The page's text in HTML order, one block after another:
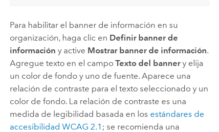
Para habilitar el banner de información en su
organización, haga clic en Definir banner de
información y active Mostrar banner de información.
Agregue texto en el campo Texto del bannery elija
un color de fondo y uno de fuente. Aparece una
relación de contraste para el texto seleccionado y un
color de fondo. La relación de contraste es una
medida de legibilidad basada en los estándares de
accesibilidad WCAG 2.1 ; se recomienda una